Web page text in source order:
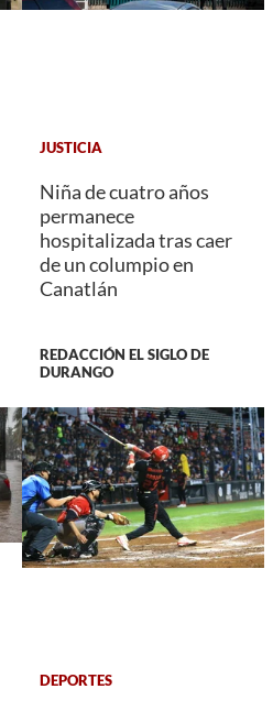
JUSTICIA
Niña de cuatro años
permanece
hospitalizada tras caer
de un columpio en
Canatlán
REDACCIÓN EL SIGLO DE
DURANGO
DEPORTES